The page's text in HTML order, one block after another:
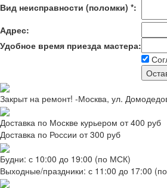
Вид неисправности (поломки) *:
Адрес:
Удобное время приезда мастера:
Закрыт на ремонт! -Москва, ул.
Доставка по Москве курьером от 400 руб
Доставка по России от 300 руб
Будни: с 10:00 до 19:00 (по МСК)
Выходные/праздники: с 11:00 до 17:00